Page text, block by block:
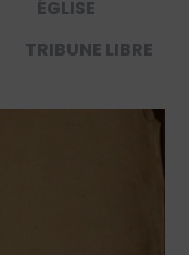
ÉGLISE
TRIBUNE LIBRE